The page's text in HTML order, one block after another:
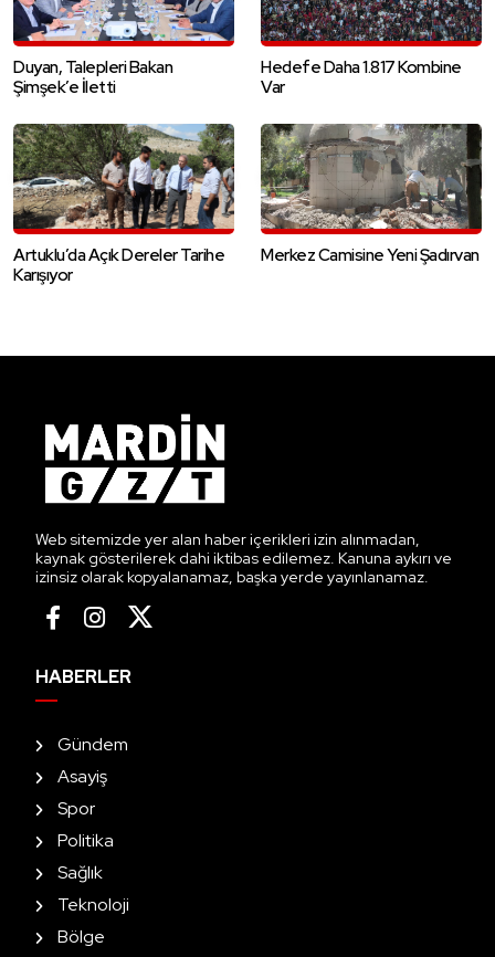
Duyan, Talepleri Bakan
Şimşek’e İletti
Hedefe Daha 1.817 Kombine
Var
Artuklu’da Açık Dereler Tarihe
Karışıyor
Merkez Camisine Yeni Şadırvan
Web sitemizde yer alan haber içerikleri izin alınmadan,
kaynak gösterilerek dahi iktibas edilemez. Kanuna aykırı ve
izinsiz olarak kopyalanamaz, başka yerde yayınlanamaz.
HABERLER
Gündem
Asayiş
Spor
Politika
Sağlık
Teknoloji
Bölge